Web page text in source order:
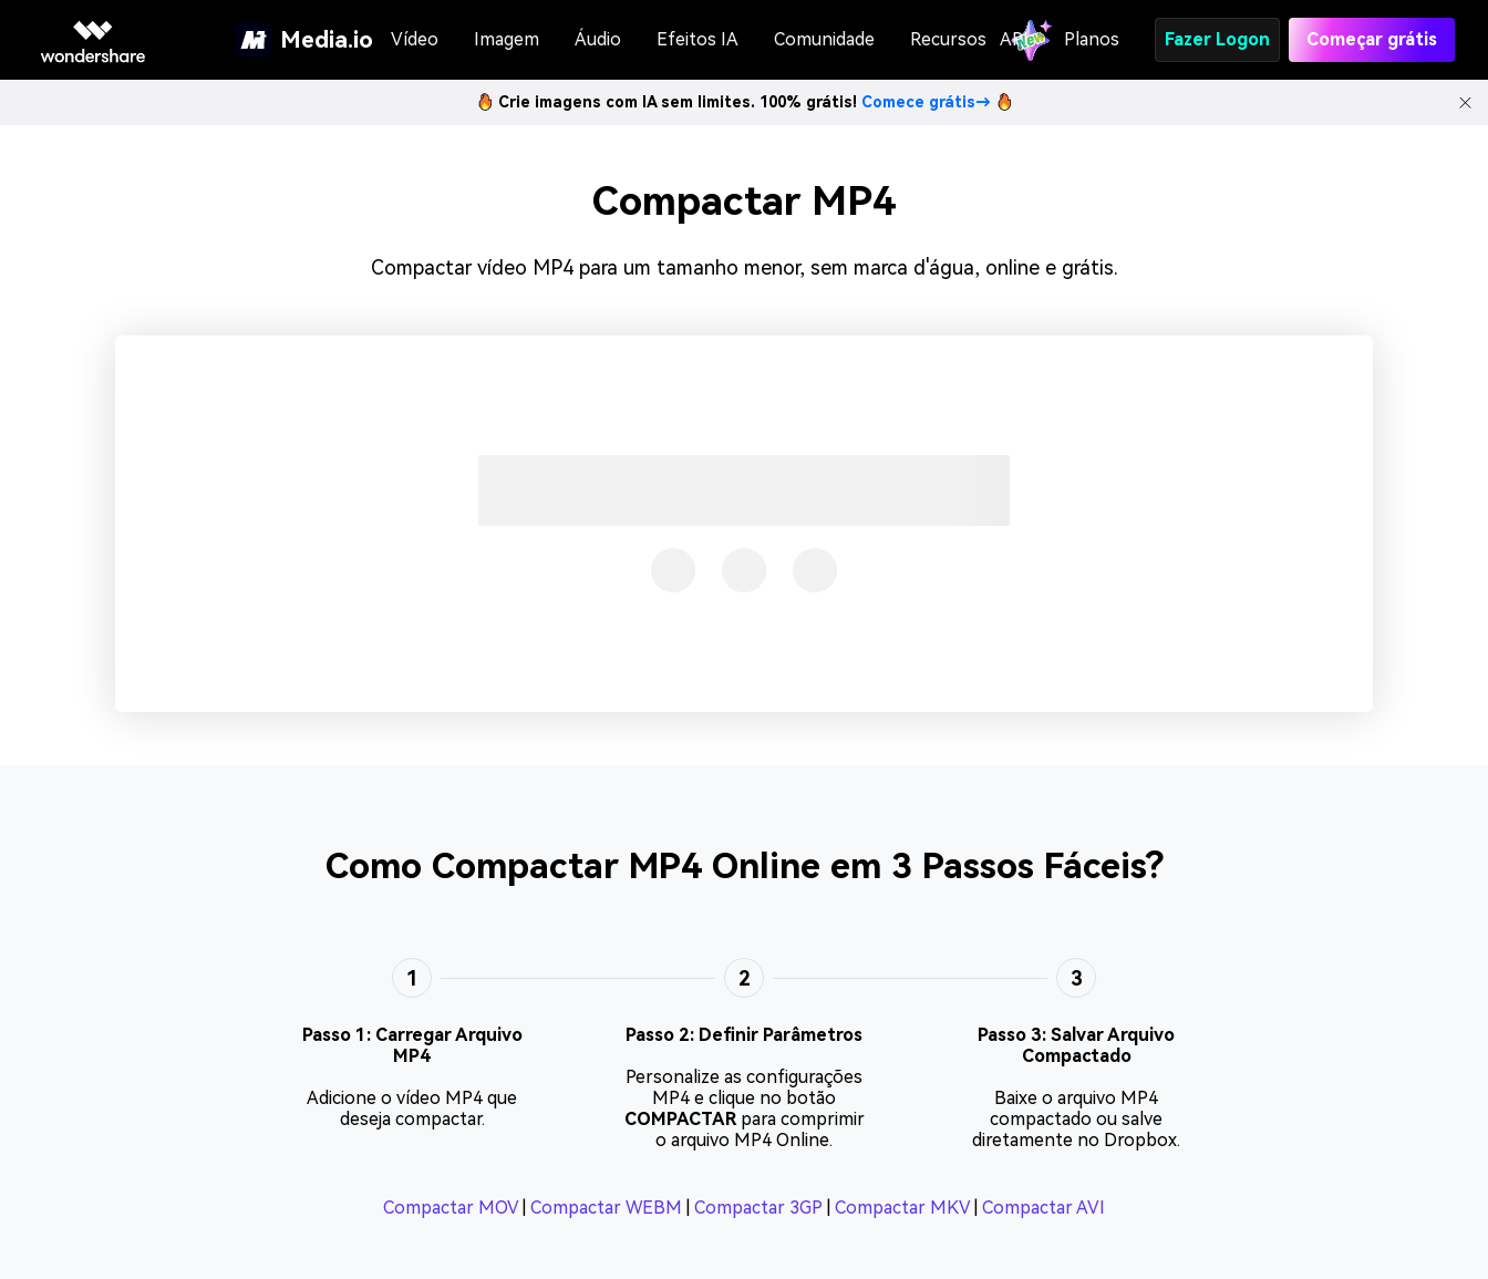
Media.io Vídeo Imagem Áudio Efeitos IA Comunidade Recursos API Planos Fazer Logon Começar grátis
Crie imagens com IA sem limites. 100% grátis! Comece grátis→
Compactar MP4
Compactar vídeo MP4 para um tamanho menor, sem marca d'água, online e grátis.
Como Compactar MP4 Online em 3 Passos Fáceis?
1
Passo 1: Carregar Arquivo
MP4
Adicione o vídeo MP4 que
deseja compactar.
2
Passo 2: Definir Parâmetros
Personalize as configurações
MP4 e clique no botão
COMPACTARpara comprimir
o arquivo MP4 Online.
3
Passo 3: Salvar Arquivo
Compactado
Baixe o arquivo MP4
compactado ou salve
diretamente no Dropbox.
Compactar MOV| Compactar WEBM Compactar 3GP Compactar MKV| Compactar AVI